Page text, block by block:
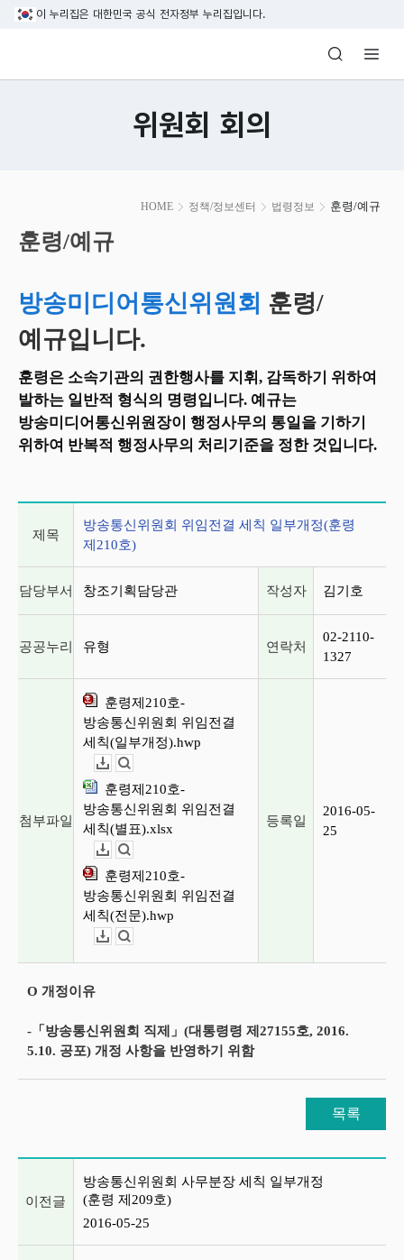
본문 바로가기
이 누리집은 대한민국 공식 전자정부 누리집입니다.
방송미디어통신위원회 Korea Media
위원회 회의
HOME 정책/정보센터 법령정보 훈령/예규
시
작
훈령/예규
방송미디어통신위원회 훈령/
예규입니다.
훈령은 소속기관의 권한행사를 지휘, 감독하기 위하여
발하는 일반적 형식의 명령입니다. 예규는
방송미디어통신위원장이 행정사무의 통일을 기하기
위하여 반복적 행정사무의 처리기준을 정한 것입니다.
제목
방송통신위원회 위임전결 세칙 일부개정(훈령
제210호)
담당부서 창조기획담당관 작성자 김기호
공공누리 유형 연락처
02-2110-
1327
첨부파일
훈령제210호-
방송통신위원회 위임전결
세칙(일부개정).hwp
훈령제210호-
방송통신위원회 위임전결
세칙(별표).xlsx
훈령제210호-
방송통신위원회 위임전결
세칙(전문).hwp
등록일
2016-05-
25
O 개정이유
-「방송통신위원회 직제」(대통령령 제27155호, 2016.
5.10. 공포) 개정 사항을 반영하기 위함
목록
이전글
방송통신위원회 사무분장 세칙 일부개정
(훈령 제209호)
2016-05-25